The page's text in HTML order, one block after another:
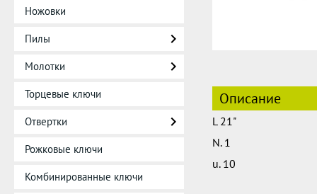
Ножовки
Пилы
Молотки
Торцевые ключи
Отвертки
Рожковые ключи
Комбинированные ключи
Описание
L 21"
N. 1
u. 10